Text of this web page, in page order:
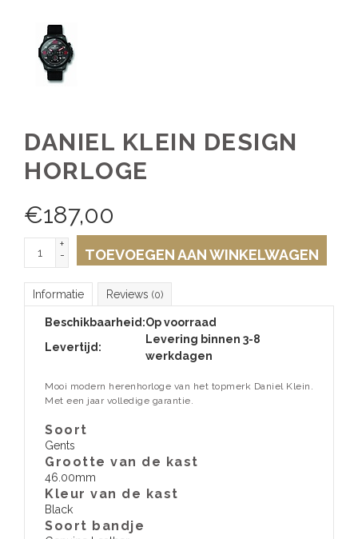
DANIEL KLEIN DESIGN
HORLOGE
€187,00
+
-
TOEVOEGEN AAN WINKELWAGEN
Informatie Reviews (0)
Beschikbaarheid:Op voorraad
Levertijd:
Levering binnen 3-8
werkdagen
Mooi modern herenhorloge van het topmerk Daniel Klein.
Met een jaar volledige garantie.
Soort
Gents
Grootte van de kast
46.00mm
Kleur van de kast
Black
Soort bandje